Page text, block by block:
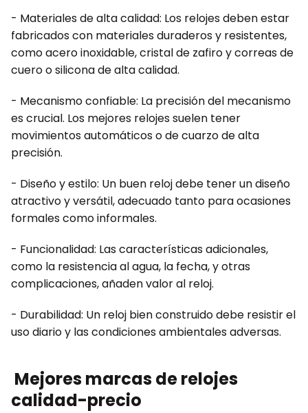
- Materiales de alta calidad: Los relojes deben estar
fabricados con materiales duraderos y resistentes,
como acero inoxidable, cristal de zafiro y correas de
cuero o silicona de alta calidad.
- Mecanismo confiable: La precisión del mecanismo
es crucial. Los mejores relojes suelen tener
movimientos automáticos o de cuarzo de alta
precisión.
- Diseño y estilo: Un buen reloj debe tener un diseño
atractivo y versátil, adecuado tanto para ocasiones
formales como informales.
- Funcionalidad: Las características adicionales,
como la resistencia al agua, la fecha, y otras
complicaciones, añaden valor al reloj.
- Durabilidad: Un reloj bien construido debe resistir el
uso diario y las condiciones ambientales adversas.
Mejores marcas de relojes
calidad-precio